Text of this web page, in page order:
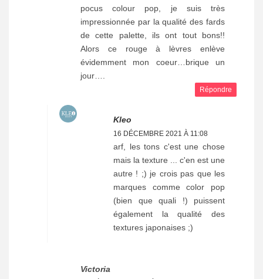
pocus colour pop, je suis très
impressionnée par la qualité des fards
de cette palette, ils ont tout bons!!
Alors ce rouge à lèvres enlève
évidemment mon coeur…brique un
jour….
Répondre
Kleo
16 DÉCEMBRE 2021 À 11:08
arf, les tons c'est une chose
mais la texture ... c'en est une
autre ! ;) je crois pas que les
marques comme color pop
(bien que quali !) puissent
également la qualité des
textures japonaises ;)
Victoria